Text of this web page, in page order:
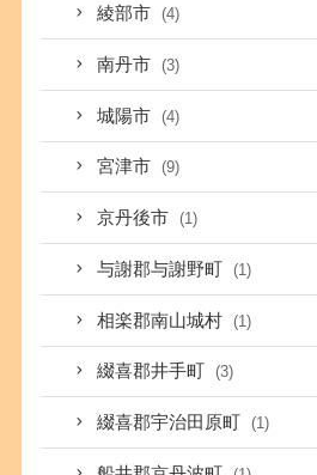
綾部市 (4)
南丹市 (3)
城陽市 (4)
宮津市 (9)
京丹後市 (1)
与謝郡与謝野町 (1)
相楽郡南山城村 (1)
綴喜郡井手町 (3)
綴喜郡宇治田原町 (1)